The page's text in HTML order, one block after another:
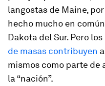
langostas de Maine,
hecho mucho en
Dakota del Sur. Pero los
de masas contribuyen
mismos como parte de
la “nación”.